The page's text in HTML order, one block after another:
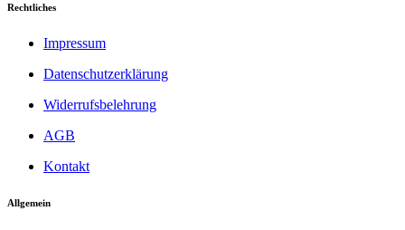
Rechtliches
Impressum
Datenschutzerklärung
Widerrufsbelehrung
AGB
Kontakt
Allgemein